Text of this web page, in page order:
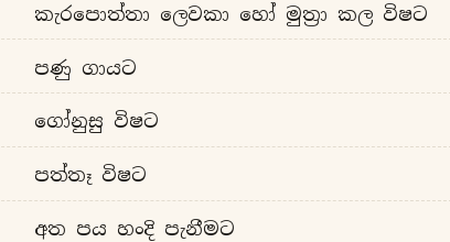
කැරපොත්තා ලෙවකා හෝ මුත්‍රා කල විෂට
පණු ගායට
ගෝනුසු විෂට
පත්තෑ විෂට
අත පය හංදි පැනීමට